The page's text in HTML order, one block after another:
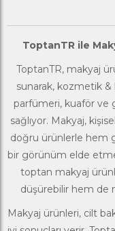
ToptanTR ile
ToptanTR, makyaj
sunarak, kozmetik &
parfümeri, kuaför ve
sağlıyor. Makyaj,
doğru ürünlerle hem
bir görünüm elde
toptan makyaj
düşürebilir hem de
Makyaj ürünleri, cilt